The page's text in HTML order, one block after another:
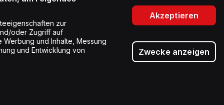
zur
oder Zugriff auf
Werbung und Inhalte, Messung
und Entwicklung von
Akzeptieren
Zwecke anzeigen